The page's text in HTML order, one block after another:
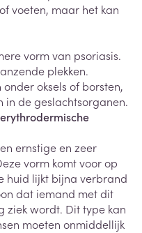
voeten, maar het kan
vorm van psoriasis.
plekken.
oksels of borsten,
in de geslachtsorganen.
ernstige en zeer
vorm komt voor op
huid lijkt bijna verbrand
dat iemand met dit
ziek wordt. Dit type kan
moeten onmiddellijk